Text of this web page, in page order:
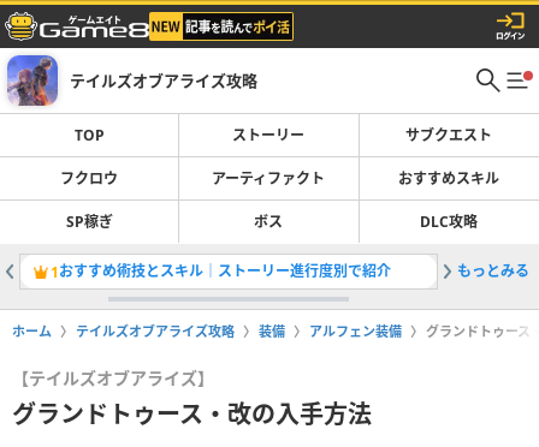
テイルズオブアライズ攻略
TOP ストーリー サブクエスト
フクロウ アーティファクト おすすめスキル
SP稼ぎ ボス DLC攻略
1おすすめ術技とスキル｜ストーリー進行度別で紹介 2エンデ
もっとみる
ホーム テイルズオブアライズ攻略 装備 アルフェン装備 グランドトゥース
【テイルズオブアライズ】
グランドトゥース・改の入手方法